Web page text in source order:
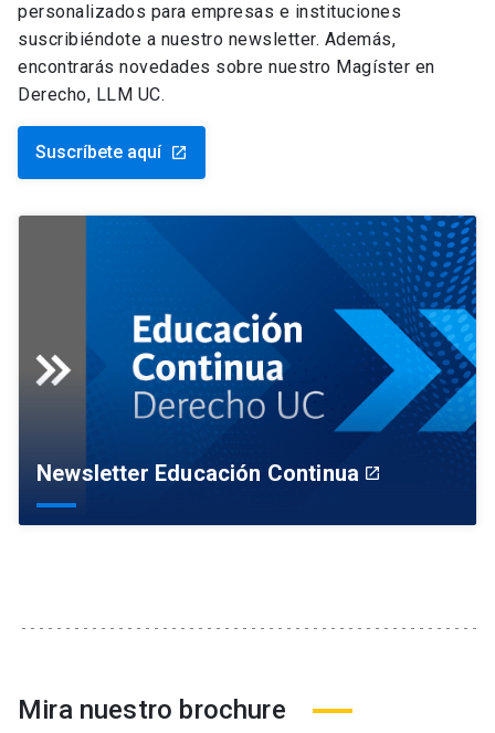
personalizados para empresas e instituciones
suscribiéndote a nuestro newsletter. Además,
encontrarás novedades sobre nuestro Magíster en
Derecho, LLM UC.
Suscríbete aquí launch
Newsletter Educación Continua launch
Mira nuestro brochure